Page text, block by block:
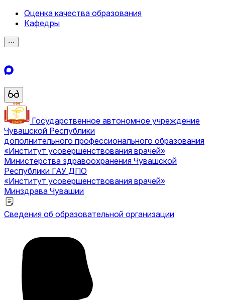
Оценка качества образования
Кафедры
⋯
Государственное автономное учреждение
Чувашской Республики
дополнительного профессионального образования
«Институт усовершенствования врачей»
Министерства здравоохранения Чувашской
Республики ГАУ ДПО
«Институт усовершенствования врачей»
Минздрава Чувашии
Сведения об образовательной организации